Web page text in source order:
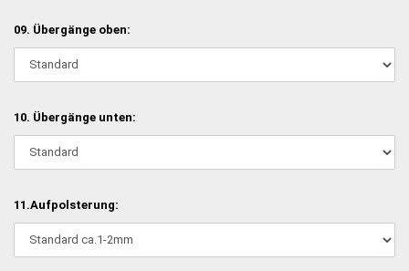
09. Übergänge oben:
10. Übergänge unten:
11.Aufpolsterung: